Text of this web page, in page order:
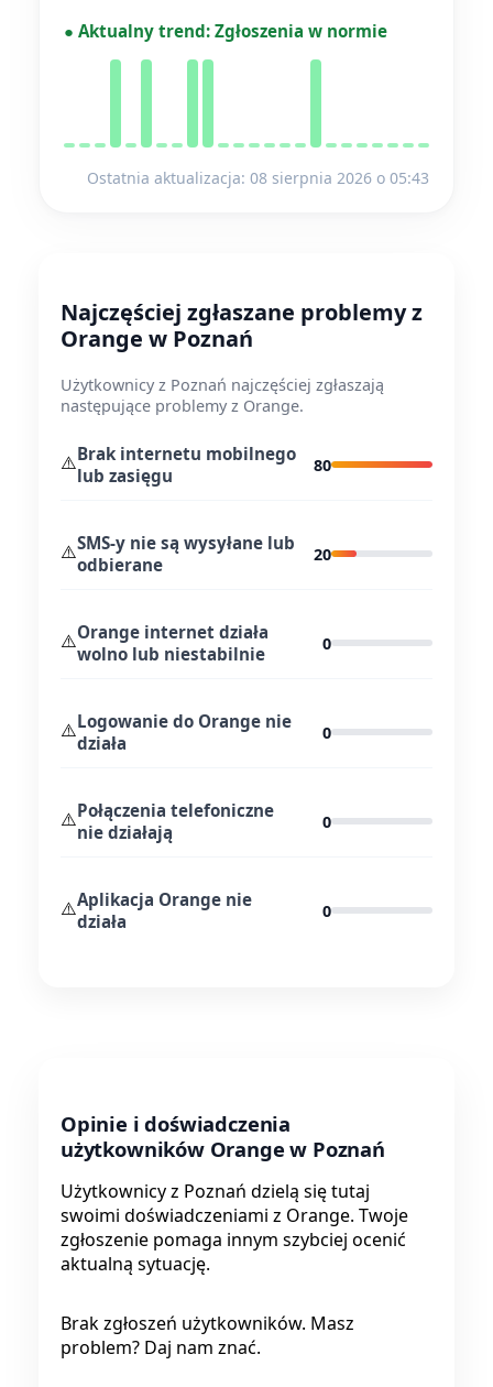
● Aktualny trend: Zgłoszenia w normie
Ostatnia aktualizacja: 08 sierpnia 2026 o 05:43
Najczęściej zgłaszane problemy z
Orange w Poznań
Użytkownicy z Poznań najczęściej zgłaszają
następujące problemy z Orange.
⚠️Brak internetu mobilnego
lub zasięgu
80
⚠️SMS-y nie są wysyłane lub
odbierane
20
⚠️Orange internet działa
wolno lub niestabilnie
0
⚠️Logowanie do Orange nie
działa
0
⚠️Połączenia telefoniczne
nie działają
0
⚠️Aplikacja Orange nie
działa
0
Opinie i doświadczenia
użytkowników Orange w Poznań
Użytkownicy z Poznań dzielą się tutaj
swoimi doświadczeniami z Orange. Twoje
zgłoszenie pomaga innym szybciej ocenić
aktualną sytuację.
Brak zgłoszeń użytkowników. Masz
problem? Daj nam znać.